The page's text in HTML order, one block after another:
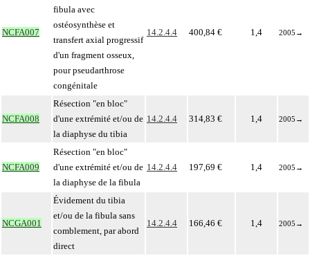
NCFA007
fibula avec
ostéosynthèse et
transfert axial progressif
d'un fragment osseux,
pour pseudarthrose
congénitale
14.2.4.4 400,84 € 1,4 2005 →
NCFA008
Résection "en bloc"
d'une extrémité et/ou de
la diaphyse du tibia
14.2.4.4 314,83 € 1,4 2005 →
NCFA009
Résection "en bloc"
d'une extrémité et/ou de
la diaphyse de la fibula
14.2.4.4 197,69 € 1,4 2005 →
NCGA001
Évidement du tibia
et/ou de la fibula sans
comblement, par abord
direct
14.2.4.4 166,46 € 1,4 2005 →